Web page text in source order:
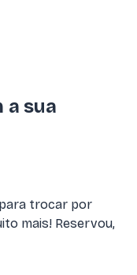
a sua
para trocar por
mais! Reservou,